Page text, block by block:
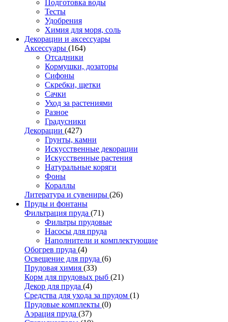
Подготовка воды
Тесты
Удобрения
Химия для моря, соль
Декорации и аксессуары
Аксессуары (164)
Отсадники
Кормушки, дозаторы
Сифоны
Скребки, щетки
Сачки
Уход за растениями
Разное
Градусники
Декорации (427)
Грунты, камни
Искусственные декорации
Искусственные растения
Натуральные коряги
Фоны
Кораллы
Литература и сувениры (26)
Пруды и фонтаны
Фильтрация пруда (71)
Фильтры прудовые
Насосы для пруда
Наполнители и комплектующие
Обогрев пруда (4)
Освещение для пруда (6)
Прудовая химия (33)
Корм для прудовых рыб (21)
Декор для пруда (4)
Средства для ухода за прудом (1)
Прудовые комплекты (0)
Аэрация пруда (37)